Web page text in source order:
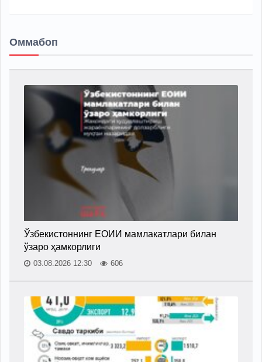
Оммабоп
Ўзбекистоннинг ЕОИИ мамлакатлари билан
ўзаро ҳамкорлиги
03.08.2026 12:30 606